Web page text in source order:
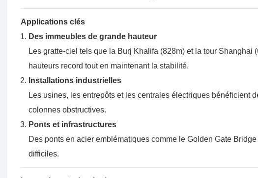
Applications clés
Des immeubles de grande hauteur
Les gratte-ciel tels que la Burj Khalifa (828m) et la tour
hauteurs record tout en maintenant la stabilité.
Installations industrielles
Les usines, les entrepôts et les centrales électriques bénéficient
colonnes obstructives.
Ponts et infrastructures
Des ponts en acier emblématiques comme le Golden Gate
difficiles.